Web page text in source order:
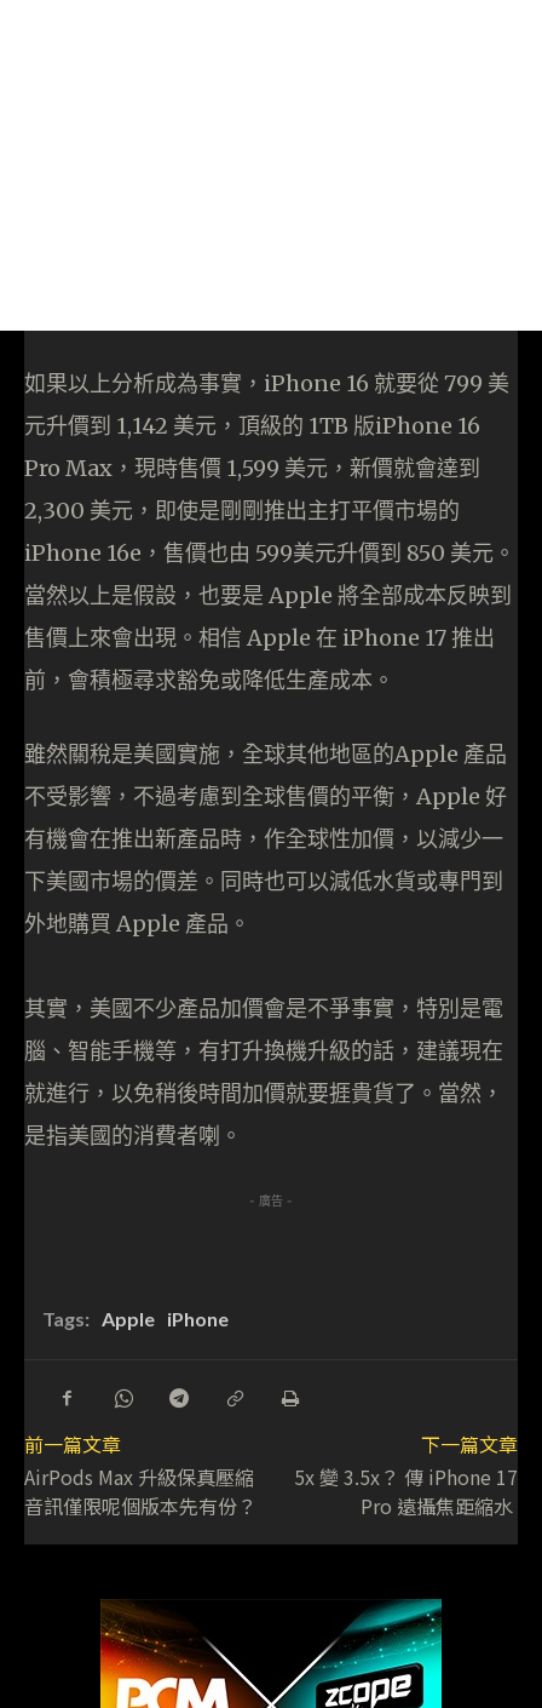
如果以上分析成為事實，iPhone 16 就要從 799 美
元升價到 1,142 美元，頂級的 1TB 版iPhone 16
Pro Max，現時售價 1,599 美元，新價就會達到
2,300 美元，即使是剛剛推出主打平價市場的
iPhone 16e，售價也由 599美元升價到 850 美元。
當然以上是假設，也要是 Apple 將全部成本反映到
售價上來會出現。相信 Apple 在 iPhone 17 推出
前，會積極尋求豁免或降低生產成本。
雖然關稅是美國實施，全球其他地區的Apple 產品
不受影響，不過考慮到全球售價的平衡，Apple 好
有機會在推出新產品時，作全球性加價，以減少一
下美國市場的價差。同時也可以減低水貨或專門到
外地購買 Apple 產品。
其實，美國不少產品加價會是不爭事實，特別是電
腦、智能手機等，有打升換機升級的話，建議現在
就進行，以免稍後時間加價就要捱貴貨了。當然，
是指美國的消費者喇。
- 廣告 -
Tags: Apple iPhone
前一篇文章
AirPods Max 升級保真壓縮
音訊僅限呢個版本先有份？
下一篇文章
5x 變 3.5x？ 傳 iPhone 17
Pro 遠攝焦距縮水